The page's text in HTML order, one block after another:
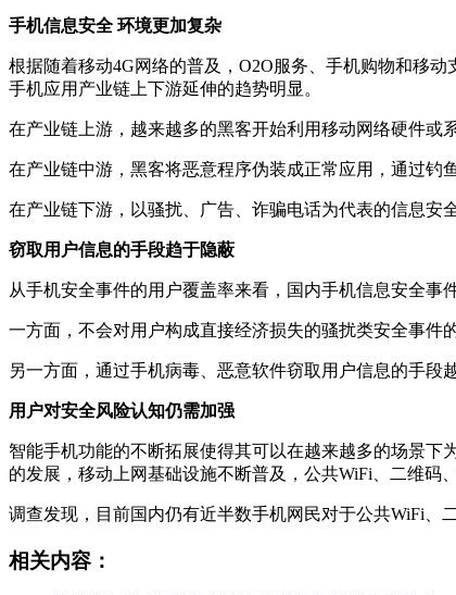
手机信息安全 环境更加复杂
根据随着移动4G网络的普及，O2O服务、手机购物和移
手机应用产业链上下游延伸的趋势明显。
在产业链上游，越来越多的黑客开始利用移动网络硬件或
在产业链中游，黑客将恶意程序伪装成正常应用，通过钓
在产业链下游，以骚扰、广告、诈骗电话为代表的信息安
窃取用户信息的手段趋于隐蔽
从手机安全事件的用户覆盖率来看，国内手机信息安全事
一方面，不会对用户构成直接经济损失的骚扰类安全事件
另一方面，通过手机病毒、恶意软件窃取用户信息的手段
用户对安全风险认知仍需加强
智能手机功能的不断拓展使得其可以在越来越多的场景
的发展，移动上网基础设施不断普及，公共WiFi、二维码
调查发现，目前国内仍有近半数手机网民对于公共WiFi、
相关内容：